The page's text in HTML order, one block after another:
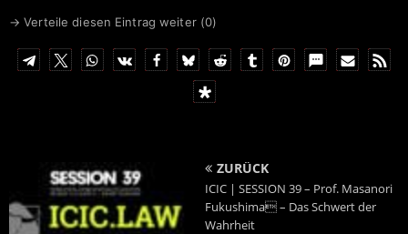
→ Verteile diesen Eintrag weiter (0)
ZURÜCK
ICIC | SESSION 39 – Prof. Masanori
Fukushima – Das Schwert der
Wahrheit